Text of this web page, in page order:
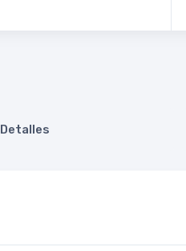
Detalles